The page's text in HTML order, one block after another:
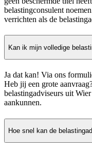
belastingconsulent
verrichten als de
Kan ik mijn volledige
Ja dat kan! Via ons
Heb jij een grote
belastingadviseurs uit
aankunnen.
Hoe snel kan de